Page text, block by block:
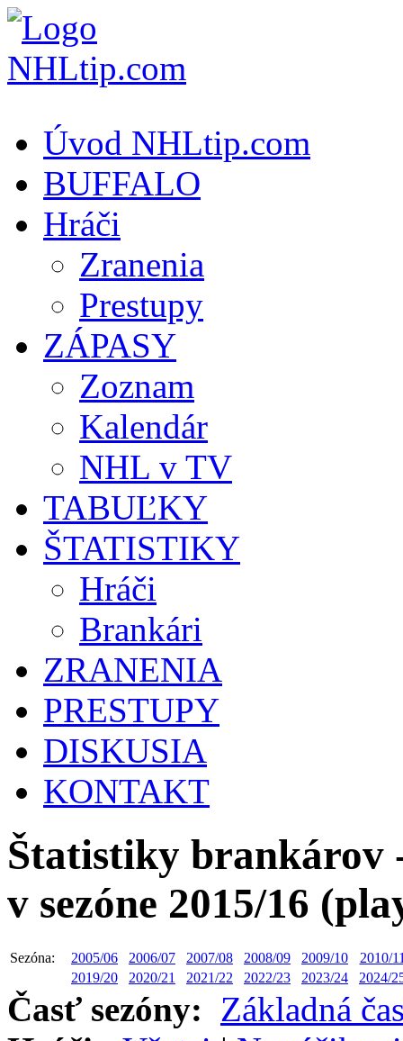
Úvod NHLtip.com
BUFFALO
Hráči
Zranenia
Prestupy
ZÁPASY
Zoznam
Kalendár
NHL v TV
TABUĽKY
ŠTATISTIKY
Hráči
Brankári
ZRANENIA
PRESTUPY
DISKUSIA
KONTAKT
Štatistiky brankárov
v sezóne 2015/16
Sezóna: 2005/06 2006/07 2007/08 2008/09 2009/10
2010/
2019/20
2020/21 2021/22 2022/23 2023/24 2024/
Časť sezóny: Základná